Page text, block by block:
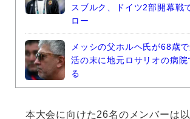
スブルク、ドイツ2部開幕戦
ロー
メッシの父ホルヘ氏が68歳
活の末に地元ロサリオの病院
る
本大会に向けた26名のメンバーは以